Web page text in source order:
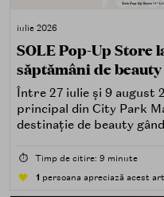
iulie 2026
SOLE Pop-Up Store
săptămâni de
Între 27 iulie și 9 august
principal din City Park
destinație de beauty
care îți place, de fapt,
atingând, comparând,
⏱️ Timp de citire: 9 minute
1 persoana apreciază acest